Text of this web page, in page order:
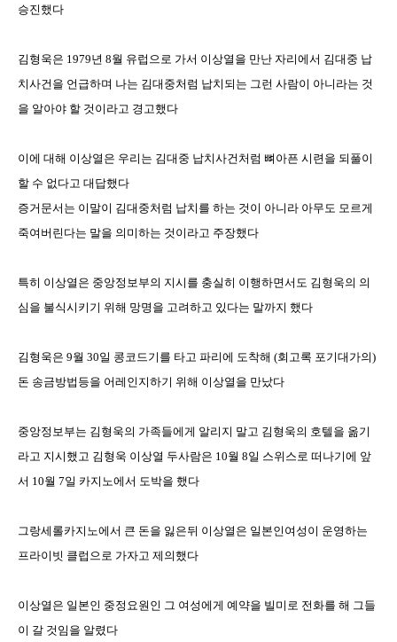
승진했다
김형욱은 1979년 8월 유럽으로 가서 이상열을 만난 자리에서 김대중 납
치사건을 언급하며 나는 김대중처럼 납치되는 그런 사람이 아니라는 것
을 알아야 할 것이라고 경고했다
이에 대해 이상열은 우리는 김대중 납치사건처럼 뼈아픈 시련을 되풀이
할 수 없다고 대답했다
증거문서는 이말이 김대중처럼 납치를 하는 것이 아니라 아무도 모르게
죽여버린다는 말을 의미하는 것이라고 주장했다
특히 이상열은 중앙정보부의 지시를 충실히 이행하면서도 김형욱의 의
심을 불식시키기 위해 망명을 고려하고 있다는 말까지 했다
김형욱은 9월 30일 콩코드기를 타고 파리에 도착해 (회고록 포기대가의)
돈 송금방법등을 어레인지하기 위해 이상열을 만났다
중앙정보부는 김형욱의 가족들에게 알리지 말고 김형욱의 호텔을 옮기
라고 지시했고 김형욱 이상열 두사람은 10월 8일 스위스로 떠나기에 앞
서 10월 7일 카지노에서 도박을 했다
그랑세롤카지노에서 큰 돈을 잃은뒤 이상열은 일본인여성이 운영하는
프라이빗 클럽으로 가자고 제의했다
이상열은 일본인 중정요원인 그 여성에게 예약을 빌미로 전화를 해 그들
이 갈 것임을 알렸다